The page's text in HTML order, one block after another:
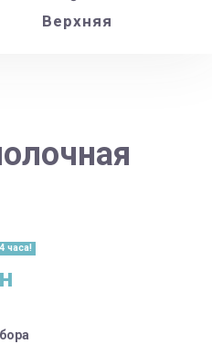
Верхняя
часа!